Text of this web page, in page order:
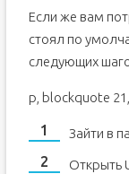
Если же вам
стоял по
следующих
p, blockquote
Зайти в
Открыть